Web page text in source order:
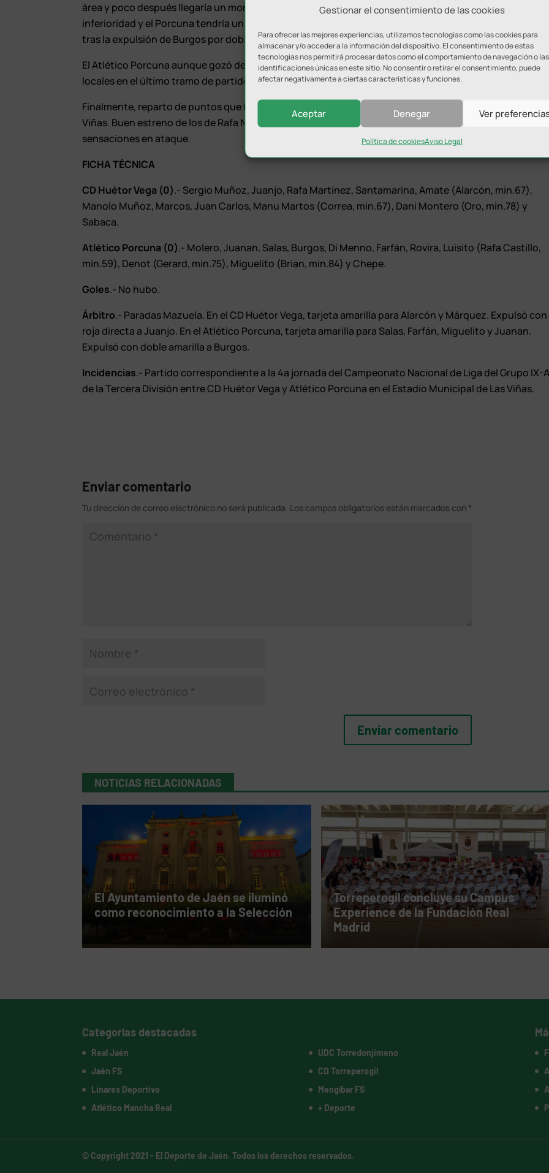
Gestionar el consentimiento de las cookies
Para ofrecer las mejores experiencias, utilizamos tecnologías como las cookies para
almacenar y/o acceder a la información del dispositivo. El consentimiento de estas
tecnologías nos permitirá procesar datos como el comportamiento de navegación o las
identificaciones únicas en este sitio. No consentir o retirar el consentimiento, puede
afectar negativamente a ciertas características y funciones.
Aceptar Denegar Ver
Política de cookiesAviso Legal
área y poco después llegaría un momento clave en el encuentro. El Huétor Vega quedaba en
inferioridad y el Porcuna tendría un jugador más durante 20 minutos, aunque se igualó la situación
tras la expulsión de Burgos por doble amarilla.
El Atlético Porcuna aunque gozó del algunas opciones a favor pero también sufrió el empuje de los
locales en el último tramo de partido, cuando el choque se convirtió en correcalles.
Finalmente, reparto de puntos que hacía justicia tras lo visto sobre el césped del Municipal de Las
Viñas. Buen estreno de los de Rafa Navarro, que mantuvieron su portería imbatida y mostraron buenas
sensaciones en ataque.
FICHA TÉCNICA
CD Huétor Vega (0).- Sergio Muñoz, Juanjo, Rafa Martínez, Santamarina, Amate (Alarcón, min.67),
Manolo Muñoz, Marcos, Juan Carlos, Manu Martos (Correa, min.67), Dani Montero (Oro, min.78) y
Sabaca.
Atlético Porcuna (0).- Molero, Juanan, Salas, Burgos, Di Menno, Farfán, Rovira, Luisito (Rafa Castillo,
min.59), Denot (Gerard, min.75), Miguelito (Brian, min.84) y Chepe.
Goles.- No hubo.
Árbitro.- Paradas Mazuela. En el CD Huétor Vega, tarjeta amarilla para Alarcón y Márquez. Expulsó con
roja directa a Juanjo. En el Atlético Porcuna, tarjeta amarilla para Salas, Farfán, Miguelito y Juanan.
Expulsó con doble amarilla a Burgos.
Incidencias.- Partido correspondiente a la 4ª jornada del Campeonato Nacional de Liga del Grupo IX-
de la Tercera División entre CD Huétor Vega y Atlético Porcuna en el Estadio Municipal de Las Viñas.
Enviar comentario
Tu dirección de correo electrónico no será publicada. Los campos obligatorios están marcados con *
NOTICIAS RELACIONADAS
El Ayuntamiento de Jaén se iluminó
como reconocimiento a la Selección
Torreperogil concluye su Campus
Experience de la Fundación Real
Madrid
Categorías destacadas
Real Jaén
Jaén FS
Linares Deportivo
Atlético Mancha Real
UDC Torredonjimeno
CD Torreperogil
Mengíbar FS
+ Deporte
© Copyright 2021 - El Deporte de Jaén. Todos los derechos reservados.